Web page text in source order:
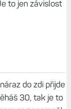
Nejlepší je pro
nepocítil jsem
jak jsem zvyklý.
Vždy záleží
dokáže